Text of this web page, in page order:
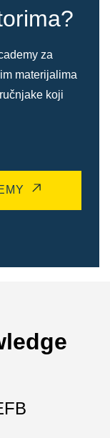
za
materijalima
koji